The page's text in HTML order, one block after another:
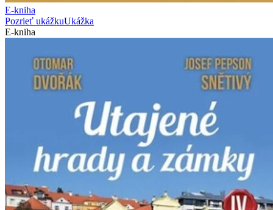
E-kniha
Pozrieť ukážkuUkážka
E-kniha